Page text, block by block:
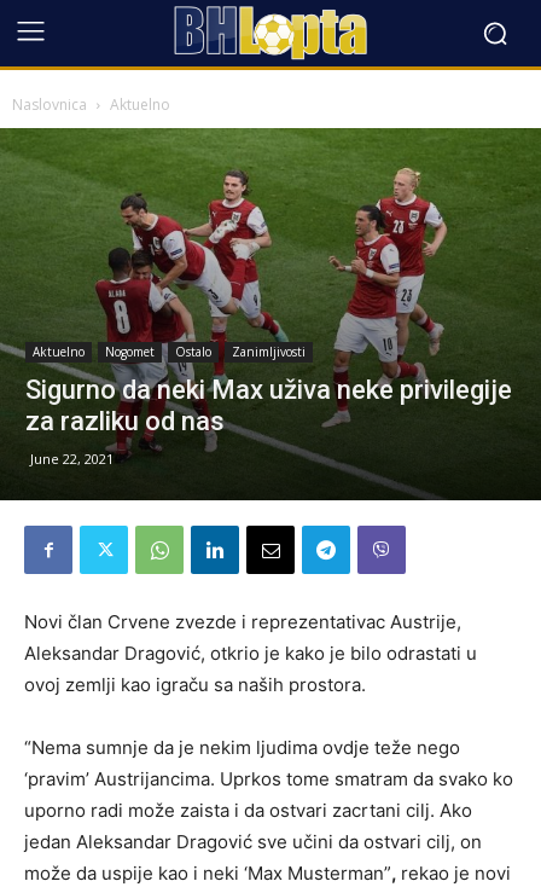
Naslovnica Aktuelno
Aktuelno Nogomet Ostalo Zanimljivosti
Sigurno da neki Max uživa neke privilegije
za razliku od nas
June 22, 2021
Novi član Crvene zvezde i reprezentativac Austrije,
Aleksandar Dragović, otkrio je kako je bilo odrastati u
ovoj zemlji kao igraču sa naših prostora.
“Nema sumnje da je nekim ljudima ovdje teže nego
‘pravim’ Austrijancima. Uprkos tome smatram da svako ko
uporno radi može zaista i da ostvari zacrtani cilj. Ako
jedan Aleksandar Dragović sve učini da ostvari cilj, on
može da uspije kao i neki ‘Max Musterman”, rekao je novi